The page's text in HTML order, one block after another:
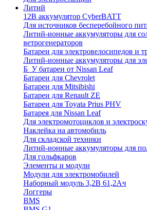
Литий
12В аккумулятор CyberBATT
Для источников бесперебойного
Литий-ионные аккумуляторы для
ветрогенераторов
Батареи для электровелосипедов и
Литий-ионные аккумуляторы для
Б_У батареи от Nissan Leaf
Батареи для Chevrolet
Батареи для Mitsibishi
Батареи для Renault ZE
Батареи для Toyata Prius PHV
Батарея для Nissan Leaf
Для электромотоциклов и
Наклейка на автомобиль
Для складской техники
Литий-ионные аккумуляторы для
Для гольфкаров
Элементы и модули
Модули для электромобилей
Наборный модуль 3,2В 61,2Ач
Логгеры
BMS